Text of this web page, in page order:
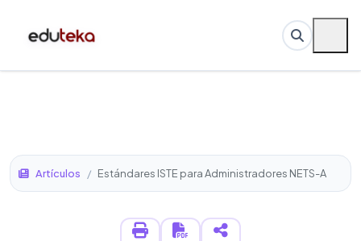
Artículos / Estándares ISTE para Administradores NETS-A